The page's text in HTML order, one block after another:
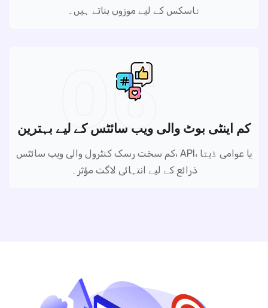
ٹاسکس کے لیے موزوں بناتے ہیں۔
06
کم اینٹی بوٹ والی ویب سائٹس کے لیے بہترین
کم سخت رسک کنٹرول والی ویب سائٹس، API، یا عوامی ڈیٹا
ذرائع کے لیے انتہائی لاگت مؤثر۔